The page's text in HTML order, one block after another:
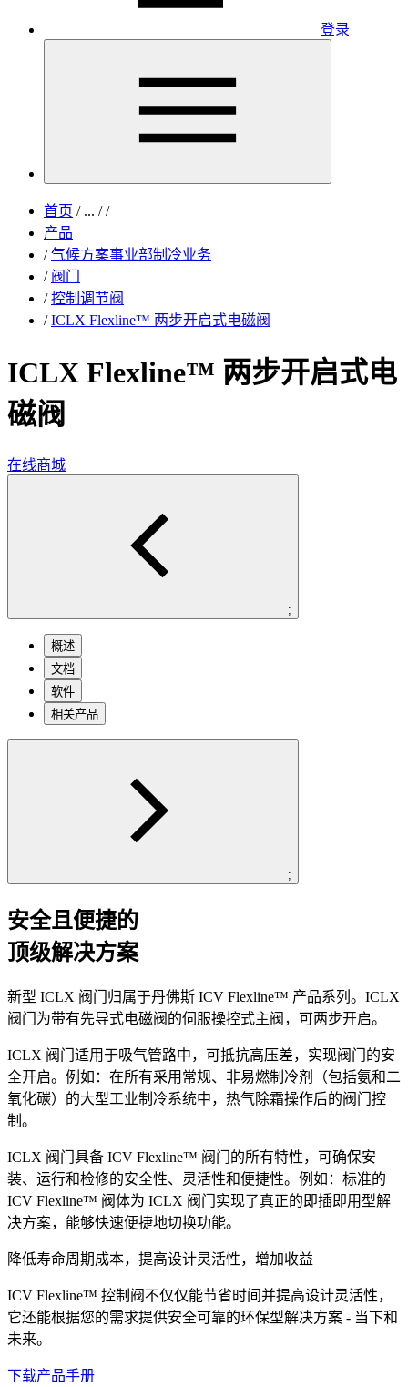
登录
首页 /... / /
产品
/ 气候方案事业部制冷业务
/ 阀门
/ 控制调节阀
/ ICLX Flexline™ 两步开启式电磁阀
ICLX Flexline™ 两步开启式电
磁阀
在线商城
;
概述
文档
软件
相关产品
;
安全且便捷的
顶级解决方案
新型 ICLX 阀门归属于丹佛斯 ICV Flexline™ 产品系列。ICLX
阀门为带有先导式电磁阀的伺服操控式主阀，可两步开启。
ICLX 阀门适用于吸气管路中，可抵抗高压差，实现阀门的安
全开启。例如：在所有采用常规、非易燃制冷剂（包括氨和二
氧化碳）的大型工业制冷系统中，热气除霜操作后的阀门控
制。
ICLX 阀门具备 ICV Flexline™ 阀门的所有特性，可确保安
装、运行和检修的安全性、灵活性和便捷性。例如：标准的
ICV Flexline™ 阀体为 ICLX 阀门实现了真正的即插即用型解
决方案，能够快速便捷地切换功能。
降低寿命周期成本，提高设计灵活性，增加收益
ICV Flexline™ 控制阀不仅仅能节省时间并提高设计灵活性，
它还能根据您的需求提供安全可靠的环保型解决方案 - 当下和
未来。
下载产品手册